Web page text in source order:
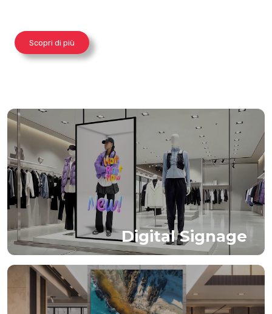
Scopri di più
Digital Signage